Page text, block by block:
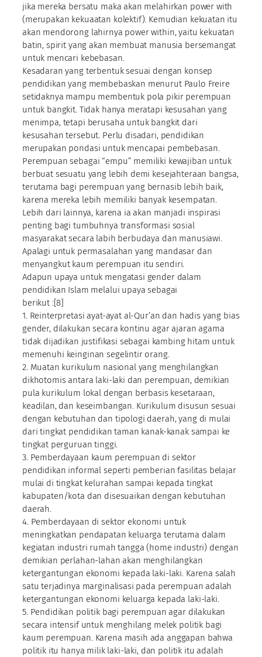
jika mereka bersatu maka akan melahirkan power with
(merupakan kekuaatan kolektif). Kemudian kekuatan itu
akan mendorong lahirnya power within, yaitu kekuatan
batin, spirit yang akan membuat manusia bersemangat
untuk mencari kebebasan.
Kesadaran yang terbentuk sesuai dengan konsep
pendidikan yang membebaskan menurut Paulo Freire
setidaknya mampu membentuk pola pikir perempuan
untuk bangkit. Tidak hanya meratapi kesusahan yang
menimpa, tetapi berusaha untuk bangkit dari
kesusahan tersebut. Perlu disadari, pendidikan
merupakan pondasi untuk mencapai pembebasan.
Perempuan sebagai “empu” memiliki kewajiban untuk
berbuat sesuatu yang lebih demi kesejahteraan bangsa,
terutama bagi perempuan yang bernasib lebih baik,
karena mereka lebih memiliki banyak kesempatan.
Lebih dari lainnya, karena ia akan manjadi inspirasi
penting bagi tumbuhnya transformasi sosial
masyarakat secara labih berbudaya dan manusiawi.
Apalagi untuk permasalahan yang mandasar dan
menyangkut kaum perempuan itu sendiri.
Adapun upaya untuk mengatasi gender dalam
pendidikan Islam melalui upaya sebagai
berikut :[8]
1. Reinterpretasi ayat-ayat al-Qur’an dan hadis yang bias
gender, dilakukan secara kontinu agar ajaran agama
tidak dijadikan justifikasi sebagai kambing hitam untuk
memenuhi keinginan segelintir orang.
2. Muatan kurikulum nasional yang menghilangkan
dikhotomis antara laki-laki dan perempuan, demikian
pula kurikulum lokal dengan berbasis kesetaraan,
keadilan, dan keseimbangan. Kurikulum disusun sesuai
dengan kebutuhan dan tipologi daerah, yang di mulai
dari tingkat pendidikan taman kanak-kanak sampai ke
tingkat perguruan tinggi.
3. Pemberdayaan kaum perempuan di sektor
pendidikan informal seperti pemberian fasilitas belajar
mulai di tingkat kelurahan sampai kepada tingkat
kabupaten/kota dan disesuaikan dengan kebutuhan
daerah.
4. Pemberdayaan di sektor ekonomi untuk
meningkatkan pendapatan keluarga terutama dalam
kegiatan industri rumah tangga (home industri) dengan
demikian perlahan-lahan akan menghilangkan
ketergantungan ekonomi kepada laki-laki. Karena salah
satu terjadinya marginalisasi pada perempuan adalah
ketergantungan ekonomi keluarga kepada laki-laki.
5. Pendidikan politik bagi perempuan agar dilakukan
secara intensif untuk menghilang melek politik bagi
kaum perempuan. Karena masih ada anggapan bahwa
politik itu hanya milik laki-laki, dan politik itu adalah